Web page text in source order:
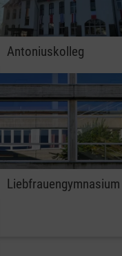
Antoniuskolleg
Liebfrauengymnasium